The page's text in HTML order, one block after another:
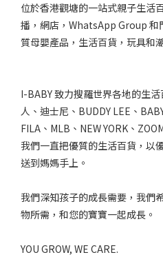
位於香港觀塘的一站式親子生活
播，網店，WhatsApp Group 和
質母嬰產品，生活百貨，玩具和
I-BABY 致力搜羅世界各地的生
人、迪士尼、BUDDY LEE、
FILA、MLB、NEW YORK、
我們一直把優質的生活百貨，以
送到媽媽手上。
我們深知孩子的成長需要，我們
物所需，和您的寶寶一起成長。
YOU GROW, WE CARE.